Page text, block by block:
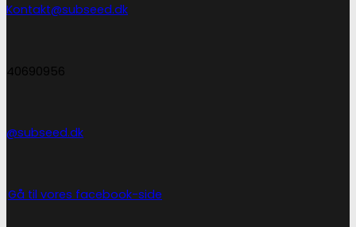
Kontakt@subseed.dk
40690956
@subseed.dk
Gå til vores facebook-side